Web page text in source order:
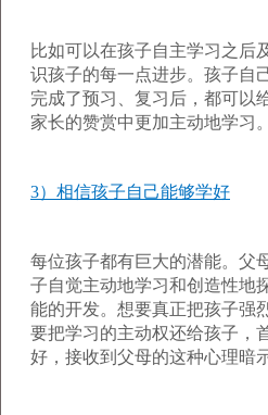
比如可以在孩子自主学习之后
识孩子的每一点进步。孩子自
完成了预习、复习后，都可以
家长的赞赏中更加主动地学习。
3）相信孩子自己能够学好
每位孩子都有巨大的潜能。父
子自觉主动地学习和创造性地
能的开发。想要真正把孩子强
要把学习的主动权还给孩子，
好，接收到父母的这种心理暗